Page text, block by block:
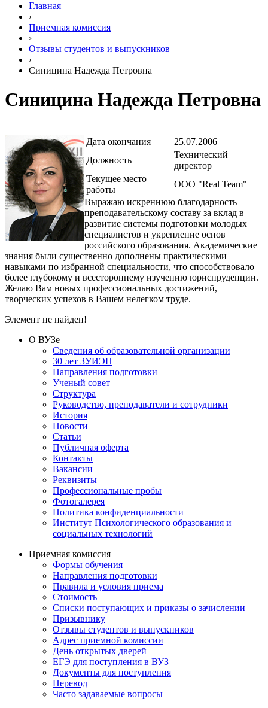
Главная
›
Приемная комиссия
›
Отзывы студентов и выпускников
›
Синицина Надежда Петровна
Синицина Надежда Петровна
Дата окончания
25.07.2006
Должность
Технический
директор
Текущее место
работы
ООО "Real Team"
Выражаю искреннюю благодарность
преподавательскому составу за вклад в
развитие системы подготовки молодых
специалистов и укрепление основ
российского образования. Академические
знания были существенно дополнены практическими
навыками по избранной специальности, что способствовало
более глубокому и всестороннему изучению юриспруденции.
Желаю Вам новых профессиональных достижений,
творческих успехов в Вашем нелегком труде.
Элемент не найден!
О ВУЗе
Сведения об образовательной организации
30 лет ЗУИЭП
Направления подготовки
Ученый совет
Структура
Руководство, преподаватели и сотрудники
История
Новости
Статьи
Публичная оферта
Контакты
Вакансии
Реквизиты
Профессиональные пробы
Фотогалерея
Политика конфиденциальности
Институт Психологического образования и
социальных технологий
Приемная комиссия
Формы обучения
Направления подготовки
Правила и условия приема
Стоимость
Списки поступающих и приказы о зачислении
Призывнику
Отзывы студентов и выпускников
Адрес приемной комиссии
День открытых дверей
ЕГЭ для поступления в ВУЗ
Документы для поступления
Перевод
Часто задаваемые вопросы